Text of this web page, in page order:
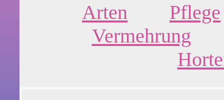
Arten
Pflege
Vermehrung